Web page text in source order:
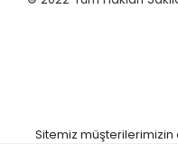
Sitemiz müşterilerimizin